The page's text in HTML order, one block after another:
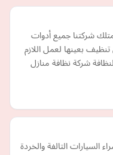
تنظيف بالرياض 0507240005 تمتلك شركتنا جميع أدوات
بعينها لعمل اللازم
شركة نظافة منازل
السيارات التالفة والخردة